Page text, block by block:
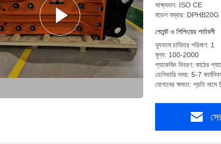
সাক্ষ্যদান: ISO CE
মডেল নম্বার: DPHB20G
পেমেন্ট ও শিপিংয়ের শর্তাবলী
ন্যূনতম চাহিদার পরিমাণ: 1
মূল্য: 100-2000
প্যাকেজিং বিবরণ: কাঠের
ডেলিভারি সময়: 5-7
যোগানের ক্ষমতা: প্রতি